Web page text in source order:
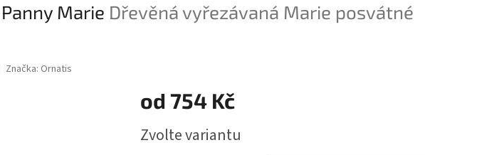
Marie Dřevěná vyřezávaná Marie posvátné
Značka: Ornatis
od 754 Kč
cena:
Zvolte variantu